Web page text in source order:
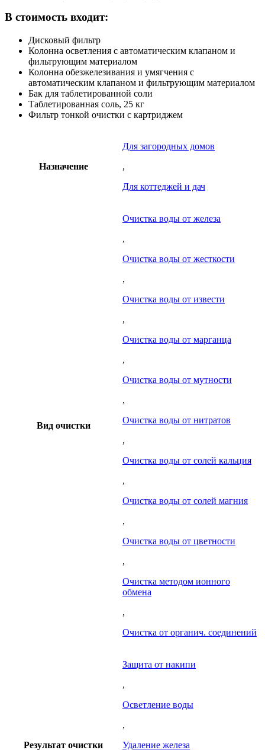
В стоимость входит:
Дисковый фильтр
Колонна осветления с автоматическим клапаном и
фильтрующим материалом
Колонна обезжелезивания и умягчения с
автоматическим клапаном и фильтрующим материалом
Бак для таблетированной соли
Таблетированная соль, 25 кг
Фильтр тонкой очистки с картриджем
Назначение
Для загородных домов
,
Для коттеджей и дач
Вид очистки
Очистка воды от железа
,
Очистка воды от жесткости
,
Очистка воды от извести
,
Очистка воды от марганца
,
Очистка воды от мутности
,
Очистка воды от нитратов
,
Очистка воды от солей кальция
,
Очистка воды от солей магния
,
Очистка воды от цветности
,
Очистка методом ионного
обмена
,
Очистка от органич. соединений
Результат очистки
Защита от накипи
,
Осветление воды
,
Удаление железа